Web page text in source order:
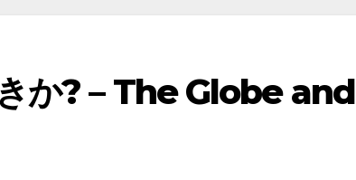
か? – The Globe and